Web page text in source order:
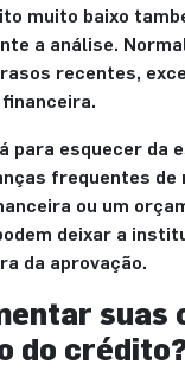
muito baixo
a análise.
recentes,
para esquecer da
frequentes de
ou um
deixar a
da aprovação.
suas
do